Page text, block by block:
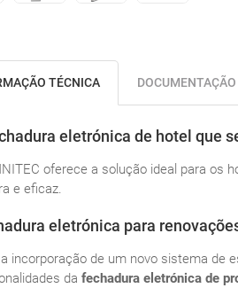
TÉCNICA DOCUMENTAÇÃO
eletrónica de hotel que
oferece a solução ideal para os
e eficaz.
eletrónica para
incorporação de um novo sistema de
da fechadura eletrónica de